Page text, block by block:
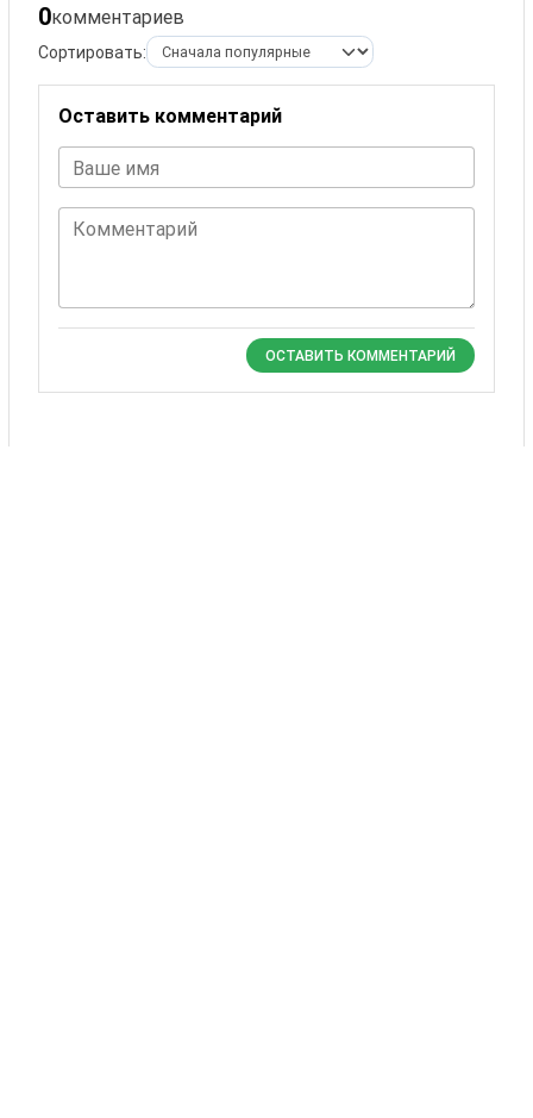
0комментариев
Сортировать:
Оставить комментарий
Ваше имя
Комментарий
ОСТАВИТЬ КОММЕНТАРИЙ